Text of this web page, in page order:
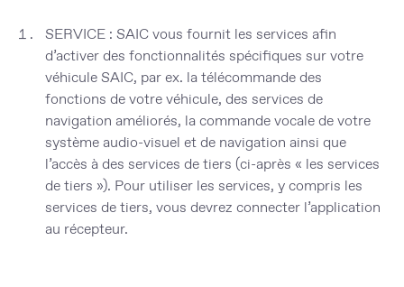
SERVICE : SAIC vous fournit les services afin
d’activer des fonctionnalités spécifiques sur votre
véhicule SAIC, par ex. la télécommande des
fonctions de votre véhicule, des services de
navigation améliorés, la commande vocale de votre
système audio-visuel et de navigation ainsi que
l’accès à des services de tiers (ci-après « les services
de tiers »). Pour utiliser les services, y compris les
services de tiers, vous devrez connecter l’application
au récepteur.